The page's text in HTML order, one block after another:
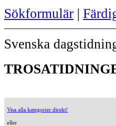
Sökformulär |
Svenska
Visa alla kategorier direkt!
eller